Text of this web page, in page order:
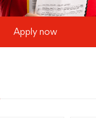
Apply now